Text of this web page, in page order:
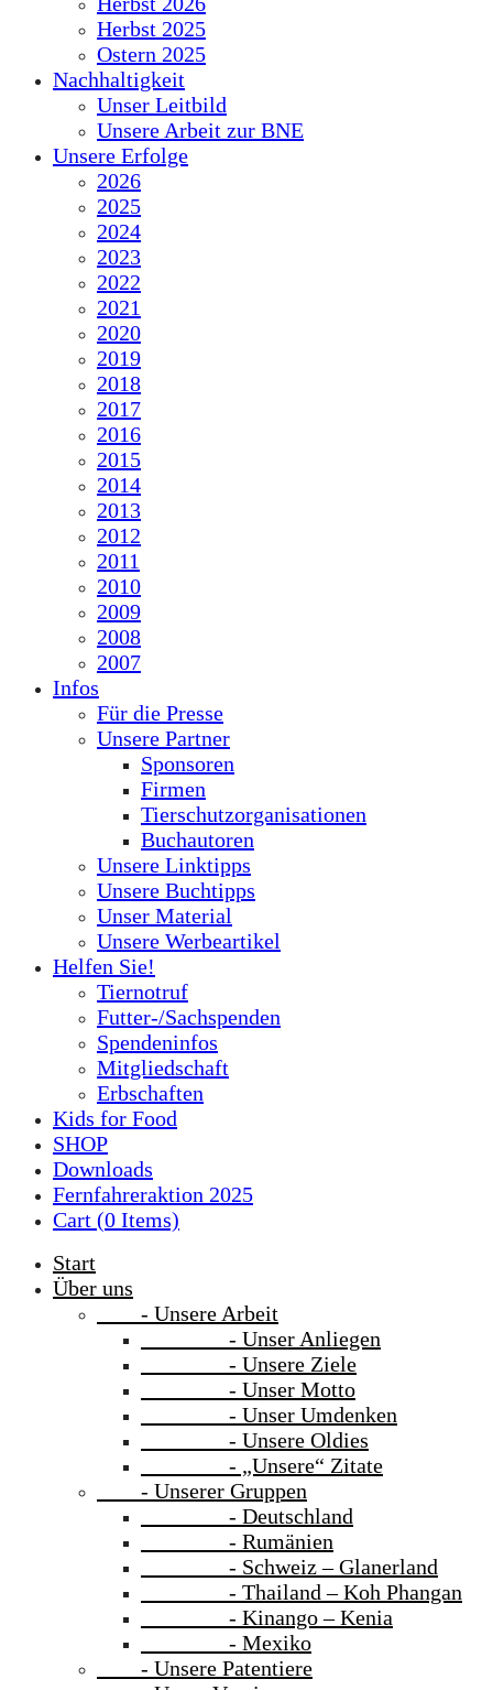
Herbst 2025
Ostern 2025
Nachhaltigkeit
Unser Leitbild
Unsere Arbeit zur BNE
Unsere Erfolge
2026
2025
2024
2023
2022
2021
2020
2019
2018
2017
2016
2015
2014
2013
2012
2011
2010
2009
2008
2007
Infos
Für die Presse
Unsere Partner
Sponsoren
Firmen
Tierschutzorganisationen
Buchautoren
Unsere Linktipps
Unsere Buchtipps
Unser Material
Unsere Werbeartikel
Helfen Sie!
Tiernotruf
Futter-/Sachspenden
Spendeninfos
Mitgliedschaft
Erbschaften
Kids for Food
SHOP
Downloads
Fernfahreraktion 2025
Cart (0 Items)
Start
Über uns
- Unsere Arbeit
- Unser Anliegen
- Unsere Ziele
- Unser Motto
- Unser Umdenken
- Unsere Oldies
- „Unsere“ Zitate
- Unserer Gruppen
- Deutschland
- Rumänien
- Schweiz – Glanerland
- Thailand – Koh Phangan
- Kinango – Kenia
- Mexiko
- Unsere Patentiere